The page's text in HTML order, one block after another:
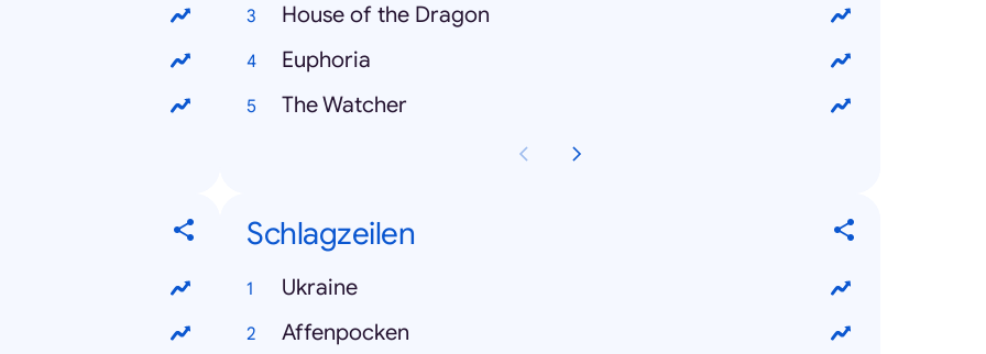
House of the Dragon
Euphoria
The Watcher
Schlagzeilen
Ukraine
Affenpocken